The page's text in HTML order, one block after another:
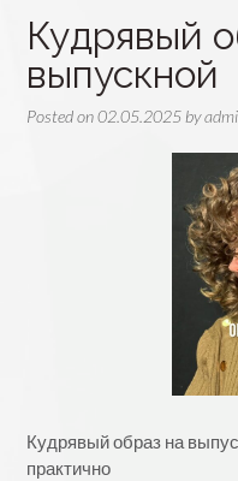
Кудрявый
выпускной
Posted on02.05.2025 by
Кудрявый образ на
практично